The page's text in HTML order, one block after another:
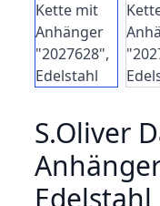
S.Oliver
Edelstahl